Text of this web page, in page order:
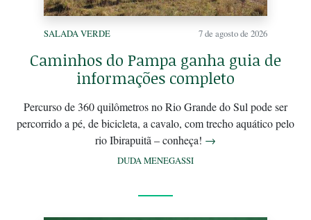
SALADA VERDE 7 de agosto de 2026
Caminhos do Pampa ganha guia de
informações completo
Percurso de 360 quilômetros no Rio Grande do Sul pode ser
percorrido a pé, de bicicleta, a cavalo, com trecho aquático pelo
rio Ibirapuitã – conheça! →
DUDA MENEGASSI